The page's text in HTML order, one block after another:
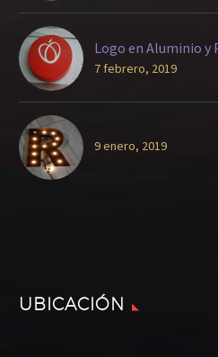
Logo en Aluminio y
7 febrero, 2019
9 enero, 2019
UBICACIÓN